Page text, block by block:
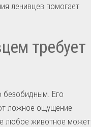
ленивцев помогает
требует
безобидным. Его
ложное ощущение
любое животное может